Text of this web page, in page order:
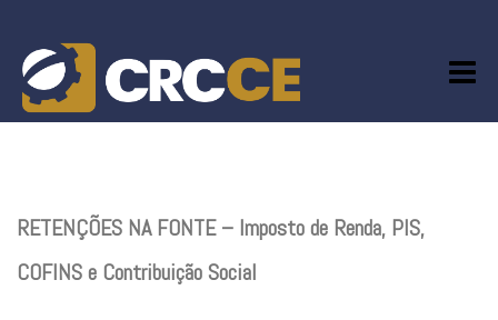
content
RETENÇÕES NA FONTE – Imposto de Renda, PIS,
COFINS e Contribuição Social